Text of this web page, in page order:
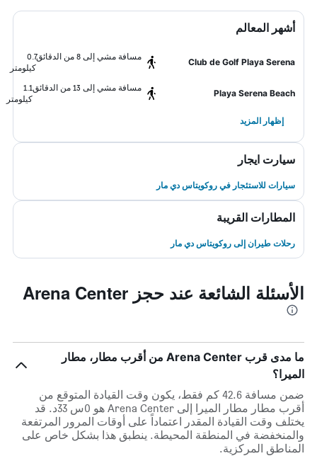
أشهر المعالم
Club de Golf Playa Serena
مسافة مشي إلى 8 من الدقائق
0.7
كيلومتر
Playa Serena Beach
مسافة مشي إلى 13 من الدقائق
1.1
كيلومتر
إظهار المزيد
سيارت ايجار
سيارات للاستئجار في روكويتاس دي مار
المطارات القريبة
رحلات طيران إلى روكويتاس دي مار
الأسئلة الشائعة عند حجز Arena Center
ما مدى قرب Arena Center من أقرب مطار، مطار
الميرا؟
ضمن مسافة 42.6 كم فقط، يكون وقت القيادة المتوقع من
أقرب مطار مطار الميرا إلى Arena Center هو 0س 33د. قد
يختلف وقت القيادة المقدر اعتماداً على أوقات المرور المرتفعة
والمنخفضة في المنطقة المحيطة. ينطبق هذا بشكل خاص على
المناطق المركزية.